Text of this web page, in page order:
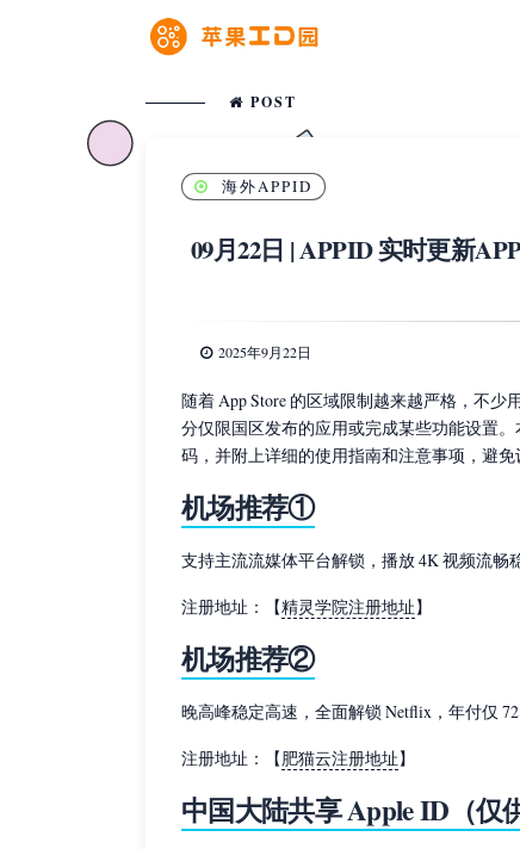
POST
海外APPID
09月22日 | APPID 实时更新
2025年9月22日
随着 App Store 的区域限制越来越严格，不
分仅限国区发布的应用或完成某些功能设置
码，并附上详细的使用指南和注意事项，避免
机场推荐①
支持主流流媒体平台解锁，播放 4K 视频流畅
注册地址：【精灵学院注册地址】
机场推荐②
晚高峰稳定高速，全面解锁 Netflix，年付仅 72
注册地址：【肥猫云注册地址】
中国大陆共享 Apple ID（仅